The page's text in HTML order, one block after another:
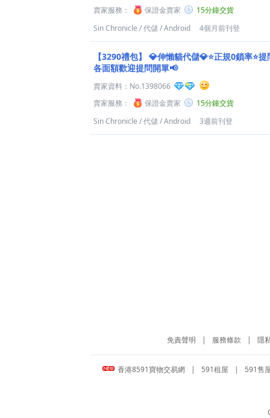
賣家服務：
保證金賣家
15分鐘交貨
Sin Chronicle /代儲/Android 4個月前刊登
【3290禮包】
💎伸懶貓代儲💎⭐正規0鎖率⭐
各面額歡迎提問開單📢
賣家資料： No.1398066
賣家服務：
保證金賣家
15分鐘交貨
Sin Chronicle /代儲/Android 3週前刊登
免責聲明 | 服務條款 | 隱
香港8591寶物交易網 | 591租屋 | 591售